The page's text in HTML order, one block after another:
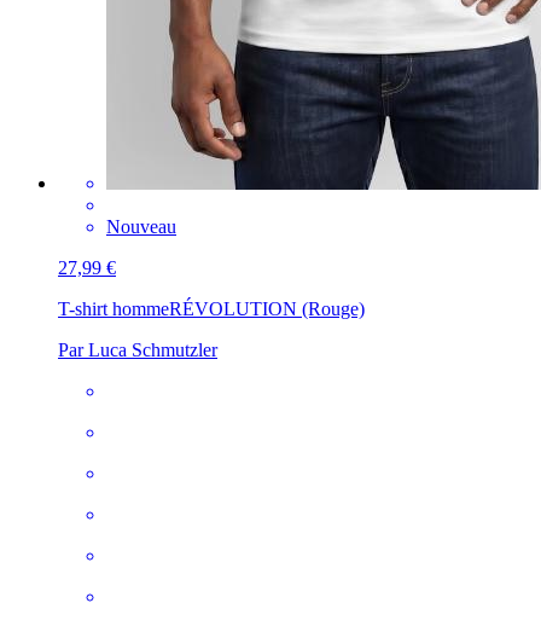
Nouveau
27,99 €
T-shirt hommeRÉVOLUTION (Rouge)
Par Luca Schmutzler